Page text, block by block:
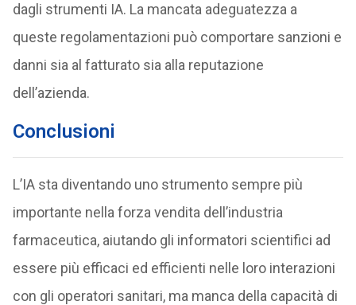
dagli strumenti IA. La mancata adeguatezza a
queste regolamentazioni può comportare sanzioni e
danni sia al fatturato sia alla reputazione
dell’azienda.
Conclusioni
L’IA sta diventando uno strumento sempre più
importante nella forza vendita dell’industria
farmaceutica, aiutando gli informatori scientifici ad
essere più efficaci ed efficienti nelle loro interazioni
con gli operatori sanitari, ma manca della capacità di